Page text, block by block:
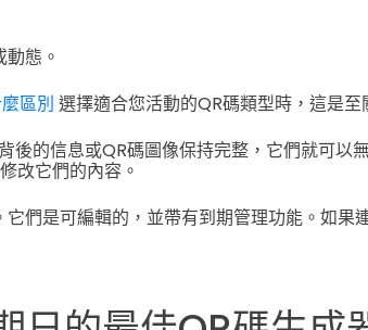
態。
區別 選擇適合您活動的QR碼類型時，這是至
後的信息或QR碼圖像保持完整，它們就可以
改它們的內容。
們是可編輯的，並帶有到期管理功能。如果